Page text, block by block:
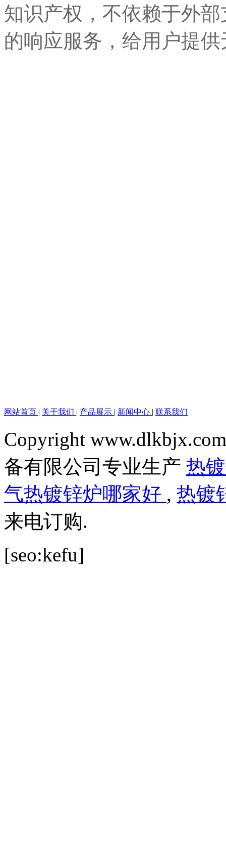
知识产权，不依赖于外
的响应服务，给用户提
网站首页 | 关于我们 | 产品展示 | 新闻中心 | 联系我们
Copyright
备有限公司专业生产 热
气热镀锌炉哪家好 , 热镀
来电订购.
[seo:kefu]